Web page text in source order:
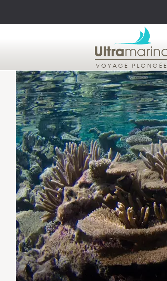
VOYAGE PLONGÉE